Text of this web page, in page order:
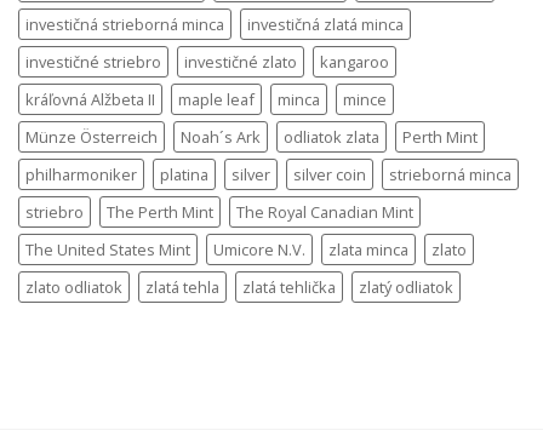
investičná strieborná minca
investičná zlatá minca
investičné striebro
investičné zlato
kangaroo
kráľovná Alžbeta II
maple leaf minca
mince
Münze Österreich
Noah´s Ark odliatok zlata
Perth Mint
philharmoniker
platina silver silver coin
strieborná minca
striebro
The Perth Mint
The Royal Canadian Mint
The United States Mint
Umicore N.V. zlata minca
zlato
zlato odliatok
zlatá tehla zlatá tehlička zlatý odliatok